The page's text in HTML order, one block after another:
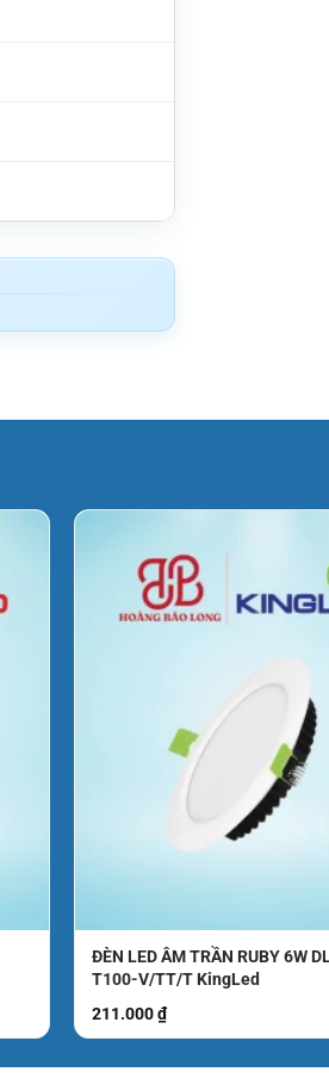
ĐÈN LED ÂM TRẦN RUBY 6W
T100-V/TT/T KingLed
211.000₫